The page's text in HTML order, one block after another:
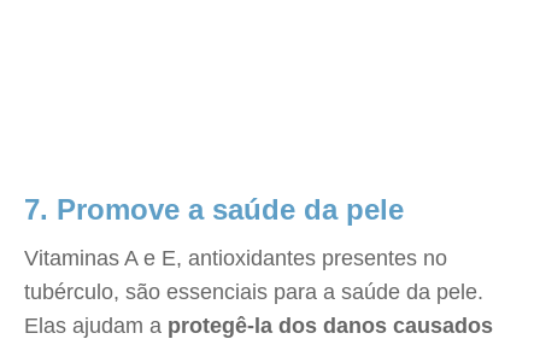
7. Promove a saúde da pele
Vitaminas A e E, antioxidantes presentes no
tubérculo, são essenciais para a saúde da pele.
Elas ajudam a protegê-la dos danos causados